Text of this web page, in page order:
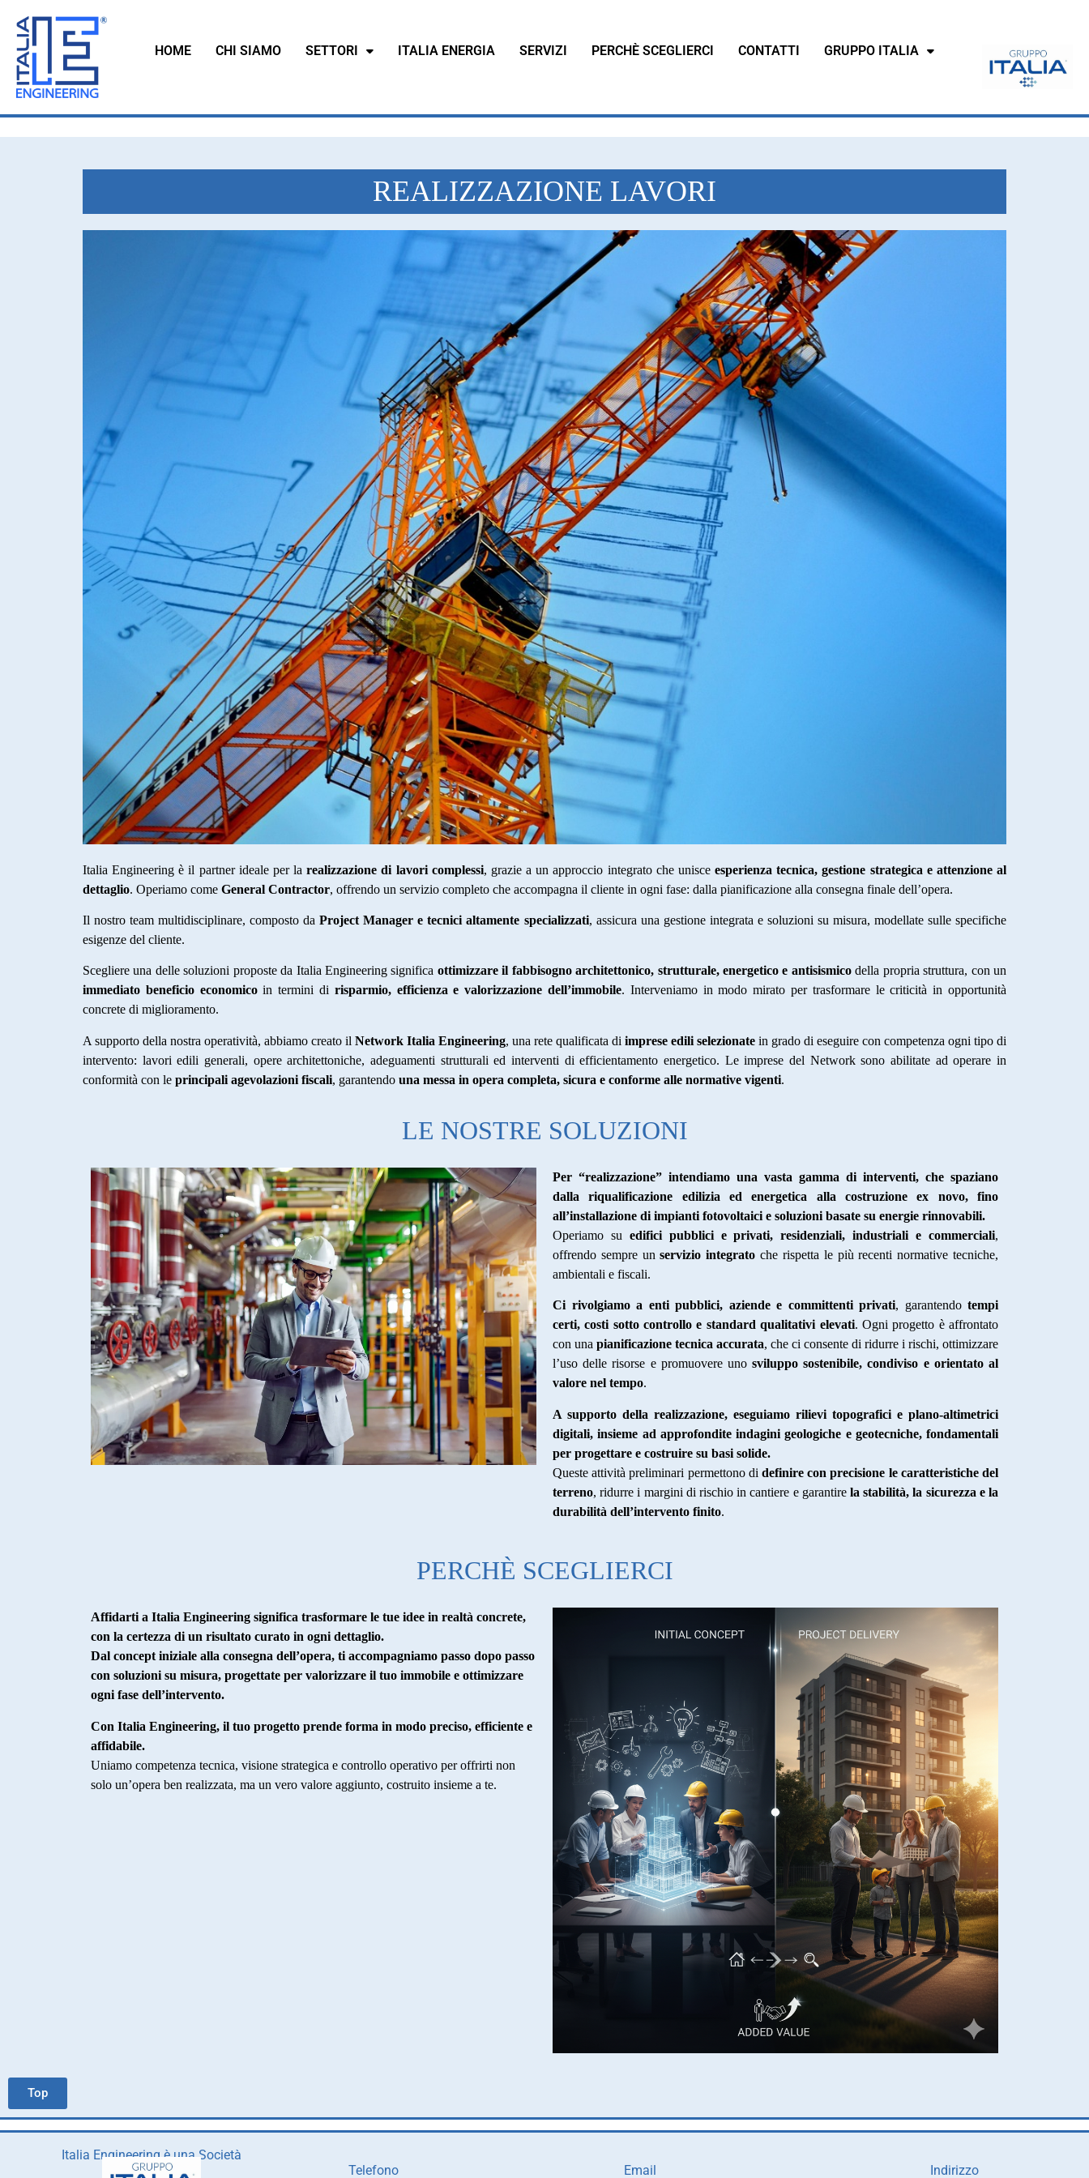
HOME CHI SIAMO SETTORI ITALIA ENERGIA SERVIZI PERCHÈ SCEGLIERCI CONTATTI GRUPPO ITALIA
REALIZZAZIONE LAVORI
Italia Engineering è il partner ideale per larealizzazione di lavori complessi, grazie a un approccio integrato che unisceesperienza tecnica, gestione strategica e attenzione al
dettaglio. Operiamo come General Contractor, offrendo un servizio completo che accompagna il cliente in ogni fase: dalla pianificazione alla consegna finale dell’opera.
Il nostro team multidisciplinare, composto daProject Manager e tecnici altamente specializzati, assicura una gestione integrata e soluzioni su misura, modellate sulle specifiche
esigenze del cliente.
Scegliere una delle soluzioni proposte da Italia Engineering significa ottimizzare il fabbisogno architettonico, strutturale, energetico e antisismicodella propria struttura, con un
immediato beneficio economicoin termini di risparmio, efficienza e valorizzazione dell’immobile. Interveniamo in modo mirato per trasformare le criticità in opportunità
concrete di miglioramento.
A supporto della nostra operatività, abbiamo creato il Network Italia Engineering, una rete qualificata di imprese edili selezionate in grado di eseguire con competenza ogni tipo di
intervento: lavori edili generali, opere architettoniche, adeguamenti strutturali ed interventi di efficientamento energetico. Le imprese del Network sono abilitate ad operare in
conformità con le principali agevolazioni fiscali, garantendo una messa in opera completa, sicura e conforme alle normative vigenti.
LE NOSTRE SOLUZIONI
Per “realizzazione” intendiamo una vasta gamma di interventi, che spaziano
dalla riqualificazione edilizia ed energetica alla costruzione ex novo, fino
all’installazione di impianti fotovoltaici e soluzioni basate su energie rinnovabili.
Operiamo su edifici pubblici e privati, residenziali, industriali e commerciali,
offrendo sempre unservizio integrato che rispetta le più recenti normative tecniche,
ambientali e fiscali.
Ci rivolgiamo a enti pubblici, aziende e committenti privati, garantendo tempi
certi, costi sotto controllo e standard qualitativi elevati. Ogni progetto è affrontato
con una pianificazione tecnica accurata, che ci consente di ridurre i rischi, ottimizzare
l’uso delle risorse e promuovere unosviluppo sostenibile, condiviso e orientato al
valore nel tempo.
A supporto della realizzazione, eseguiamo rilievi topografici e plano-altimetrici
digitali, insieme ad approfondite indagini geologiche e geotecniche, fondamentali
per progettare e costruire su basi solide.
Queste attività preliminari permettono di definire con precisione le caratteristiche del
terreno, ridurre i margini di rischio in cantiere e garantire la stabilità, la sicurezza e la
durabilità dell’intervento finito.
PERCHÈ SCEGLIERCI
Affidarti a Italia Engineering significa trasformare le tue idee in realtà concrete,
con la certezza di un risultato curato in ogni dettaglio.
Dal concept iniziale alla consegna dell’opera, ti accompagniamo passo dopo passo
con soluzioni su misura, progettate per valorizzare il tuo immobile e ottimizzare
ogni fase dell’intervento.
Con Italia Engineering, il tuo progetto prende forma in modo preciso, efficiente e
affidabile.
Uniamo competenza tecnica, visione strategica e controllo operativo per offrirti non
solo un’opera ben realizzata, ma un vero valore aggiunto, costruito insieme a te.
Top
Italia Engineering è una Società
Telefono
Email Indirizzo